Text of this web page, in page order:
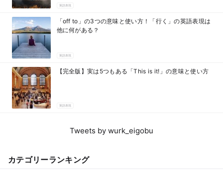
英語表現
「off to」の3つの意味と使い方！「行く」の英語表現は
他に何がある？
英語表現
【完全版】実は5つもある「This is it!」の意味と使い方
英語表現
Tweets by wurk_eigobu
カテゴリーランキング